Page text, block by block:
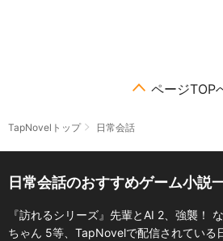
ページTOP
TapNovelトップ 日常会話
日常会話のおすすめゲーム小説
『訪れるシリーズ』先輩とAI 2、強襲！
ちゃん 5等、TapNovelで配信されている